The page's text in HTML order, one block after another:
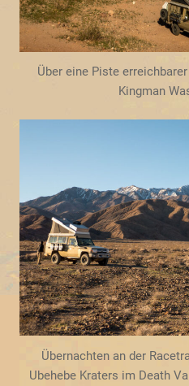
Über eine Piste
Kingman
Übernachten an der
Ubehebe Kraters im Death